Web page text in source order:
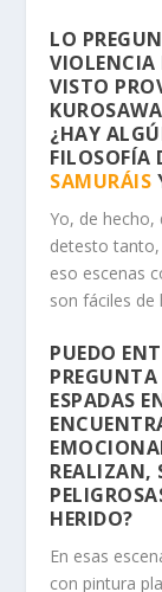
LO
VIOLENCIA
VISTO
¿HAY
FILOSOFÍA
SAMURÁIS
Yo, de hecho,
detesto
eso escenas
son fáciles de
PUEDO
ESPADAS
REALIZAN,
HERIDO?
En esas
con pintura